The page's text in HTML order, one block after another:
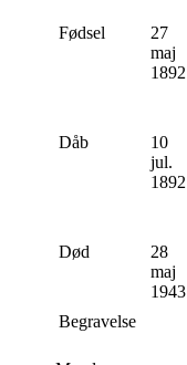
Fødsel
27
maj
1892
Dåb
10
jul.
1892
Død
28
maj
1943
Begravelse